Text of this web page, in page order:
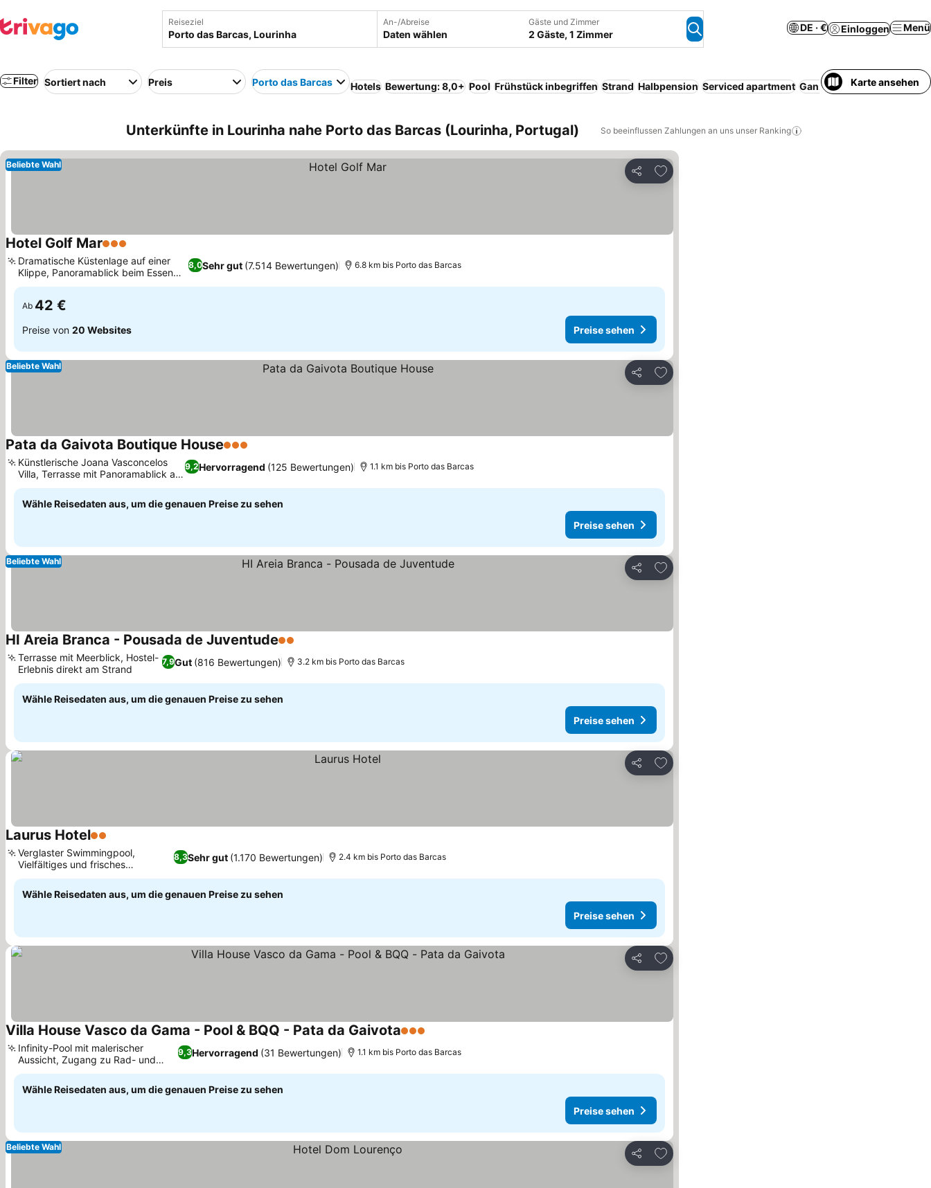
Reiseziel An-/Abreise
Daten wählen
Gäste und Zimmer
2 Gäste, 1 Zimmer
DE · € Einloggen Menü
Filter Sortiert nach Preis Porto das Barcas Hotels Bewertung: 8,0+ Pool Frühstück inbegriffen Strand Halbpension Serviced apartment Ganzes Haus/Apartment
Karte ansehen
Unterkünfte in Lourinha nahe Porto das Barcas (Lourinha, Portugal) So beeinflussen Zahlungen an uns unser Ranking
Teilen
Zu Favoriten hinzufügen
Beliebte Wahl
Hotel Golf Mar3 Sterne
8,0Sehr gut (7.514 Bewertungen)
Dramatische Küstenlage auf einer
Klippe, Panoramablick beim Essen
am Meer
6.8 km bis Porto das Barcas
Ab 42 €
Preise von 20 Websites Preise sehen
Teilen
Zu Favoriten hinzufügen
Beliebte Wahl
Pata da Gaivota Boutique House3 Sterne
9,2Hervorragend (125 Bewertungen)
Künstlerische Joana Vasconcelos
Villa, Terrasse mit Panoramablick auf
das Meer
1.1 km bis Porto das Barcas
Wähle Reisedaten aus, um die genauen Preise zu sehen
Preise sehen
Teilen
Zu Favoriten hinzufügen
Beliebte Wahl
HI Areia Branca - Pousada de Juventude2 Sterne
7,9Gut (816 Bewertungen)
Terrasse mit Meerblick, Hostel-
Erlebnis direkt am Strand
3.2 km bis Porto das Barcas
Wähle Reisedaten aus, um die genauen Preise zu sehen
Preise sehen
Teilen
Zu Favoriten hinzufügen
Laurus Hotel2 Sterne
8,3Sehr gut (1.170 Bewertungen)
Verglaster Swimmingpool,
Vielfältiges und frisches
Frühstücksbuffet
2.4 km bis Porto das Barcas
Wähle Reisedaten aus, um die genauen Preise zu sehen
Preise sehen
Teilen
Zu Favoriten hinzufügen
Villa House Vasco da Gama - Pool & BQQ - Pata da Gaivota3 Sterne
9,3Hervorragend (31 Bewertungen)
Infinity-Pool mit malerischer
Aussicht, Zugang zu Rad- und
Wanderwegen
1.1 km bis Porto das Barcas
Wähle Reisedaten aus, um die genauen Preise zu sehen
Preise sehen
Teilen
Zu Favoriten hinzufügen
Beliebte Wahl